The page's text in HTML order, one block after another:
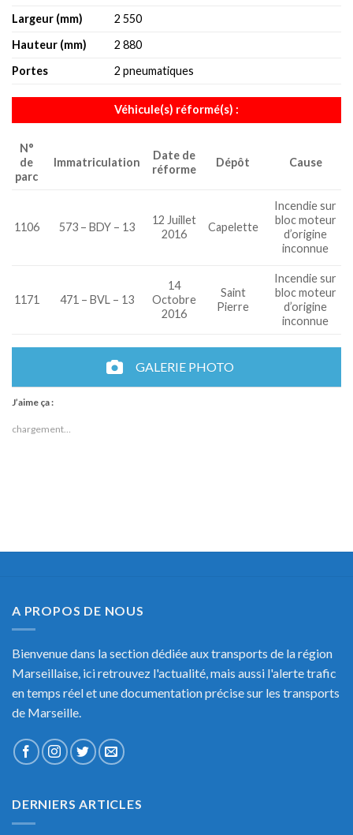
Largeur (mm)
2 550
Hauteur (mm)
2 880
Portes
2 pneumatiques
Véhicule(s) réformé(s) :
N°
de
parc
Immatriculation
Date de
réforme
Dépôt Cause
1106 573 – BDY – 13
12 Juillet
2016
Capelette
Incendie sur
bloc moteur
d’origine
inconnue
1171 471 – BVL – 13
14
Octobre
2016
Saint
Pierre
Incendie sur
bloc moteur
d’origine
inconnue
GALERIE PHOTO
J’aime ça :
chargement…
A PROPOS DE NOUS
Bienvenue dans la section dédiée aux transports de la région
Marseillaise, ici retrouvez l'actualité, mais aussi l'alerte trafic
en temps réel et une documentation précise sur les transports
de Marseille.
DERNIERS ARTICLES